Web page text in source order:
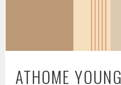
ATHOME YOUNG